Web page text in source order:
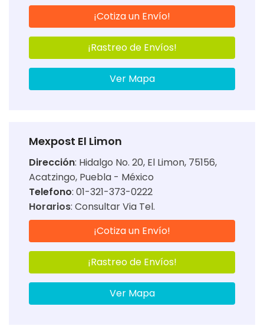
¡Cotiza un Envío!
¡Rastreo de Envíos!
Ver Mapa
Mexpost El Limon
Dirección: Hidalgo No. 20, El Limon, 75156,
Acatzingo, Puebla - México
Telefono: 01-321-373-0222
Horarios: Consultar Via Tel.
¡Cotiza un Envío!
¡Rastreo de Envíos!
Ver Mapa